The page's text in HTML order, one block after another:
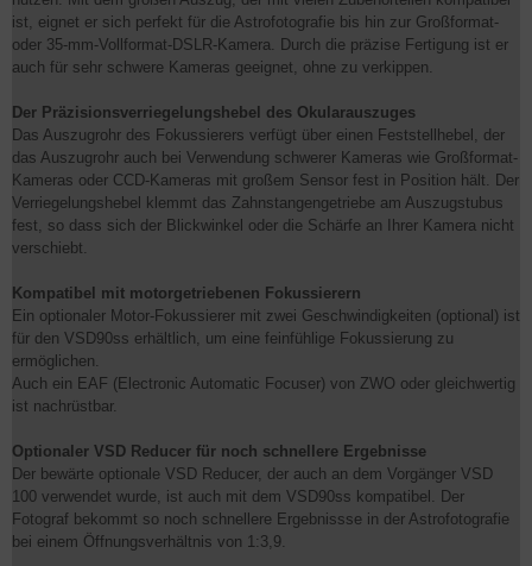
ist, eignet er sich perfekt für die Astrofotografie bis hin zur Großformat-
oder 35-mm-Vollformat-DSLR-Kamera. Durch die präzise Fertigung ist er
auch für sehr schwere Kameras geeignet, ohne zu verkippen.
Der Präzisionsverriegelungshebel des Okularauszuges
Das Auszugrohr des Fokussierers verfügt über einen Feststellhebel, der
das Auszugrohr auch bei Verwendung schwerer Kameras wie Großformat-
Kameras oder CCD-Kameras mit großem Sensor fest in Position hält. Der
Verriegelungshebel klemmt das Zahnstangengetriebe am Auszugstubus
fest, so dass sich der Blickwinkel oder die Schärfe an Ihrer Kamera nicht
verschiebt.
Kompatibel mit motorgetriebenen Fokussierern
Ein optionaler Motor-Fokussierer mit zwei Geschwindigkeiten (optional) ist
für den VSD90ss erhältlich, um eine feinfühlige Fokussierung zu
ermöglichen.
Auch ein EAF (Electronic Automatic Focuser) von ZWO oder gleichwertig
ist nachrüstbar.
Optionaler VSD Reducer für noch schnellere Ergebnisse
Der bewärte optionale VSD Reducer, der auch an dem Vorgänger VSD
100 verwendet wurde, ist auch mit dem VSD90ss kompatibel. Der
Fotograf bekommt so noch schnellere Ergebnissse in der Astrofotografie
bei einem Öffnungsverhältnis von 1:3,9.